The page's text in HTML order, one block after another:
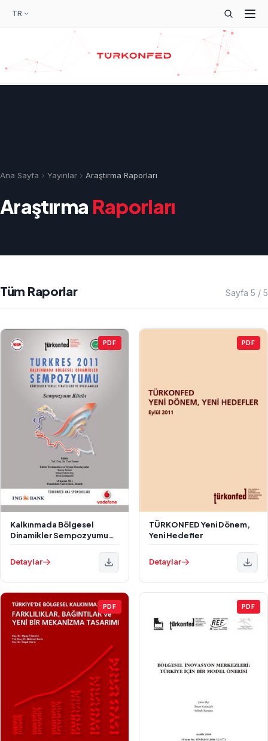
TR
Ana Sayfa Yayınlar Araştırma Raporları
Araştırma Raporları
Tüm Raporlar Sayfa 5 / 5
PDF
Kalkınmada Bölgesel
Dinamikler Sempozyumu
Stratejiler ve Uygulamalar
Detaylar
PDF
TÜRKONFED Yeni Dönem,
Yeni Hedefler
Detaylar
PDF PDF